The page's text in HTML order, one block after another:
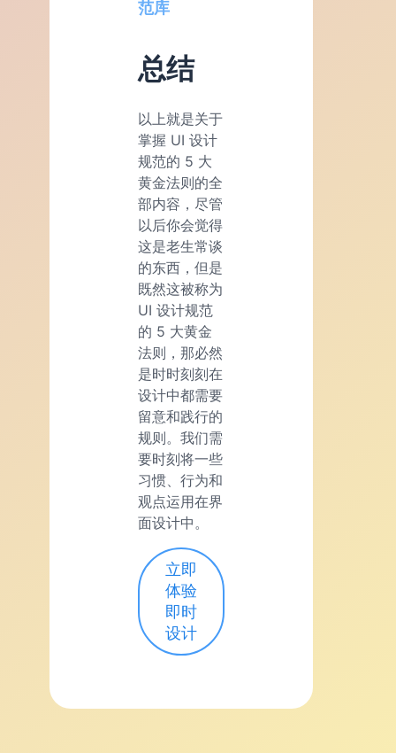
范库
总结
以上就是关于
掌握 UI 设计
规范的 5 大
黄金法则的全
部内容，尽管
以后你会觉得
这是老生常谈
的东西，但是
既然这被称为
UI 设计规范
的 5 大黄金
法则，那必然
是时时刻刻在
设计中都需要
留意和践行的
规则。我们需
要时刻将一些
习惯、行为和
观点运用在界
面设计中。
立即
体验
即时
设计